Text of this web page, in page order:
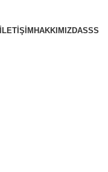
İLETIŞIM HAKKIMIZDASSS